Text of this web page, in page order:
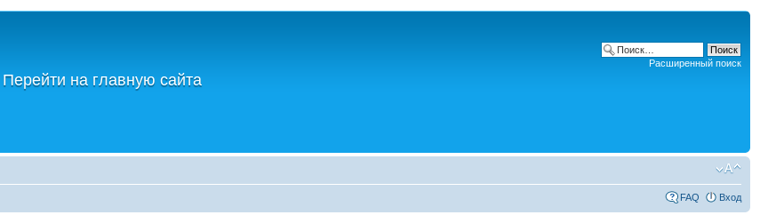
Перейти на главную сайта
Расширенный поиск
FAQ Вход